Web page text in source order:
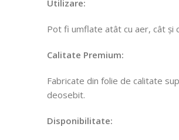
Utilizare:
Pot fi umflate atât cu aer, cât și
Calitate Premium:
Fabricate din folie de calitate
deosebit.
Disponibilitate: